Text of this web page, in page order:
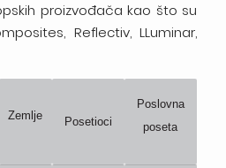
proizvođača kao što su
Reflectiv, LLuminar,
Zemlje Posetioci
Poslovna
poseta